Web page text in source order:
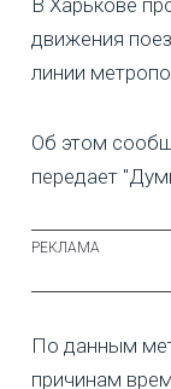
В Харькове
движения
линии
Об этом
передает
По данным
причинам